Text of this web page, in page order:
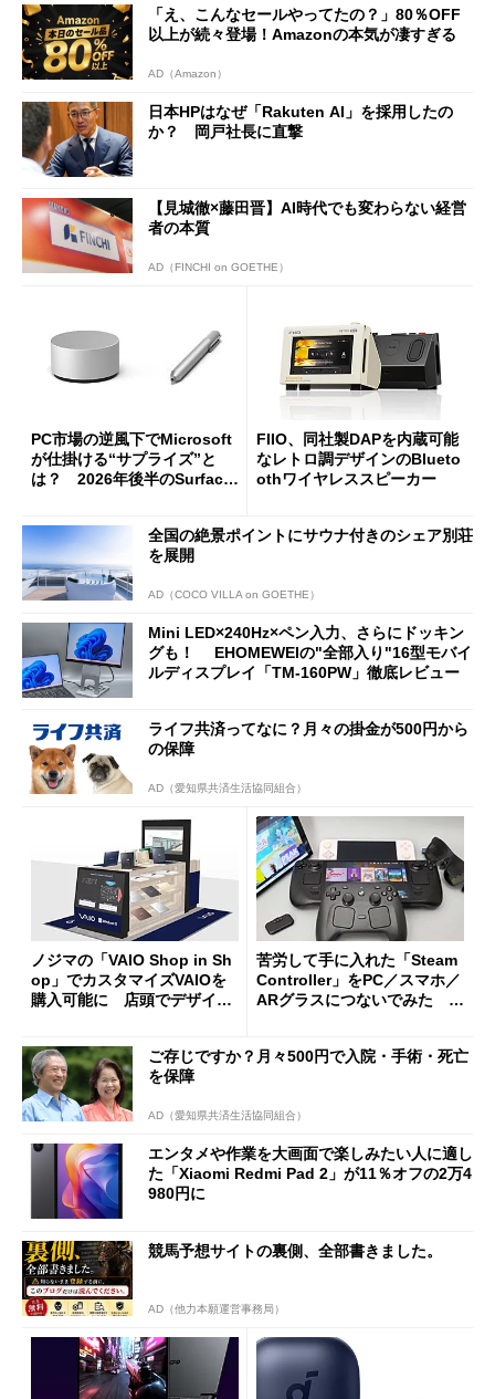
「え、こんなセールやってたの？」80％OFF
以上が続々登場！Amazonの本気が凄すぎる
AD（Amazon）
日本HPはなぜ「Rakuten AI」を採用したの
か？ 岡戸社長に直撃
【見城徹×藤田晋】AI時代でも変わらない経営
者の本質
AD（FINCHI on GOETHE）
PC市場の逆風下でMicrosoft
が仕掛ける“サプライズ”と
は？ 2026年後半のSurface
FIIO、同社製DAPを内蔵可能
なレトロ調デザインのBlueto
othワイヤレススピーカー
全国の絶景ポイントにサウナ付きのシェア別荘
を展開
AD（COCO VILLA on GOETHE）
Mini LED×240Hz×ペン入力、さらにドッキン
グも！ EHOMEWEIの"全部入り"16型モバイ
ルディスプレイ「TM-160PW」徹底レビュー
ライフ共済ってなに？月々の掛金が500円から
の保障
AD（愛知県共済生活協同組合）
ノジマの「VAIO Shop in Sh
op」でカスタマイズVAIOを
購入可能に 店頭でデザイン
苦労して手に入れた「Steam
Controller」をPC／スマホ／
ARグラスにつないでみた ゲ
ご存じですか？月々500円で入院・手術・死亡
を保障
AD（愛知県共済生活協同組合）
エンタメや作業を大画面で楽しみたい人に適し
た「Xiaomi Redmi Pad 2」が11％オフの2万4
980円に
競馬予想サイトの裏側、全部書きました。
AD（他力本願運営事務局）